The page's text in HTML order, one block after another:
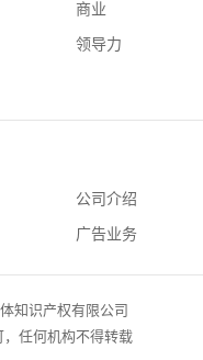
商业
领导力
公司介绍
广告业务
知识产权有限公司
任何机构不得转载